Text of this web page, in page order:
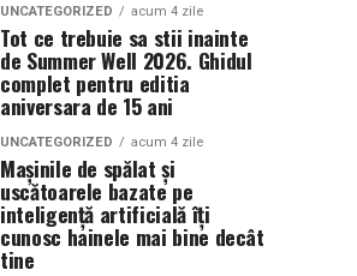
UNCATEGORIZED acum 4 zile
Tot ce trebuie sa stii inainte
de Summer Well 2026. Ghidul
complet pentru editia
aniversara de 15 ani
UNCATEGORIZED acum 4 zile
Mașinile de spălat și
uscătoarele bazate pe
inteligență artificială îți
cunosc hainele mai bine decât
tine